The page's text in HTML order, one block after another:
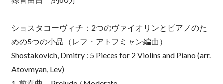
ショスタコーヴィチ：2つのヴァイオリンとピアノのた
めの5つの小品（レフ・アトフミャン編曲）
Shostakovich, Dmitry : 5 Pieces for 2 Violins and Piano (arr.
Atovmyan, Lev)